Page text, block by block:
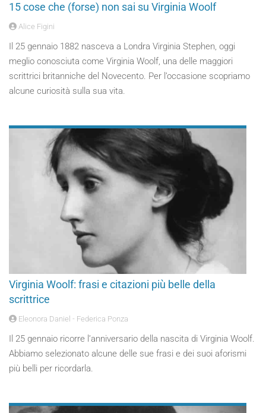
15 cose che (forse) non sai su Virginia Woolf
Alice Figini
Il 25 gennaio 1882 nasceva a Londra Virginia Stephen, oggi
meglio conosciuta come Virginia Woolf, una delle maggiori
scrittrici britanniche del Novecento. Per l’occasione scopriamo
alcune curiosità sulla sua vita.
Virginia Woolf: frasi e citazioni più belle della
scrittrice
Eleonora Daniel - Federica Ponza
Il 25 gennaio ricorre l’anniversario della nascita di Virginia Woolf.
Abbiamo selezionato alcune delle sue frasi e dei suoi aforismi
più belli per ricordarla.